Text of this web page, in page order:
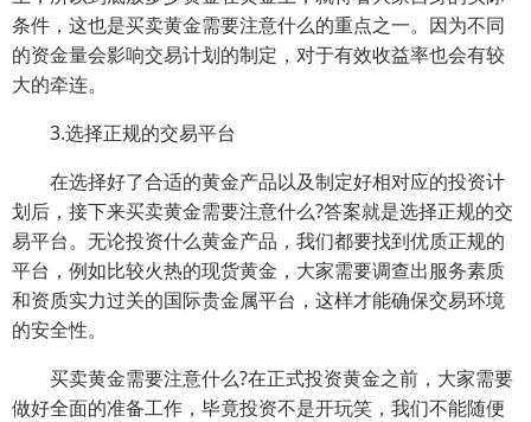
条件，这也是买卖黄金需要注意什么的重点之一。因为不同
的资金量会影响交易计划的制定，对于有效收益率也会有较
大的牵连。
3.选择正规的交易平台
在选择好了合适的黄金产品以及制定好相对应的投资计
划后，接下来买卖黄金需要注意什么?答案就是选择正规的交
易平台。无论投资什么黄金产品，我们都要找到优质正规的
平台，例如比较火热的现货黄金，大家需要调查出服务素质
和资质实力过关的国际贵金属平台，这样才能确保交易环境
的安全性。
买卖黄金需要注意什么?在正式投资黄金之前，大家需要
做好全面的准备工作，毕竟投资不是开玩笑，我们不能随便